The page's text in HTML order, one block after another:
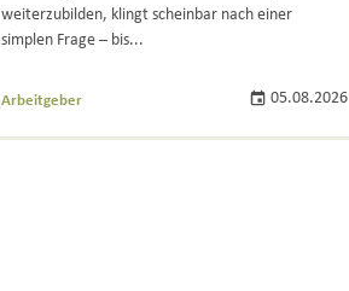
weiterzubilden, klingt scheinbar nach einer
simplen Frage – bis...
Arbeitgeber 05.08.2026